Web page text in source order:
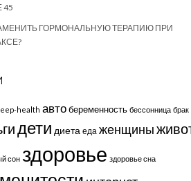
45
ГОРМОНАЛЬНУЮ ТЕРАПИЮ ПРИ
health автобеременность бессонница брак
дети диета еда женщины
сон здоровье здоровье сна